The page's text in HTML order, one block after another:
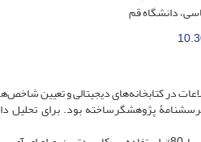
دانشگاه قم
در کتابخانه‌های دیجیتالی و تعیین